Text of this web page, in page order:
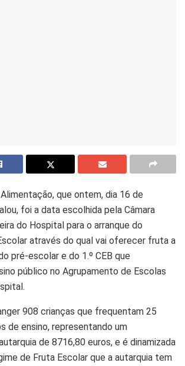
que ontem, dia 16 de
foi a data escolhida pela Câmara
do Hospital para o arranque do
através do qual vai oferecer fruta a
pré-escolar e do 1.º CEB que
público no Agrupamento de Escolas
908 crianças que frequentam 25
de ensino, representando um
de 8716,80 euros, e é dinamizada
de Fruta Escolar que a autarquia tem